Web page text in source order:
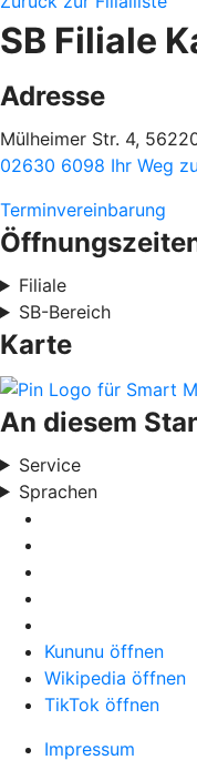
SB Filiale
Adresse
Mülheimer Str. 4,
02630 6098 Ihr Weg
Terminvereinbarung
Filiale
SB-Bereich
Karte
An diesem
Service
Sprachen
Kununu öffnen
Wikipedia öffnen
TikTok öffnen
Impressum